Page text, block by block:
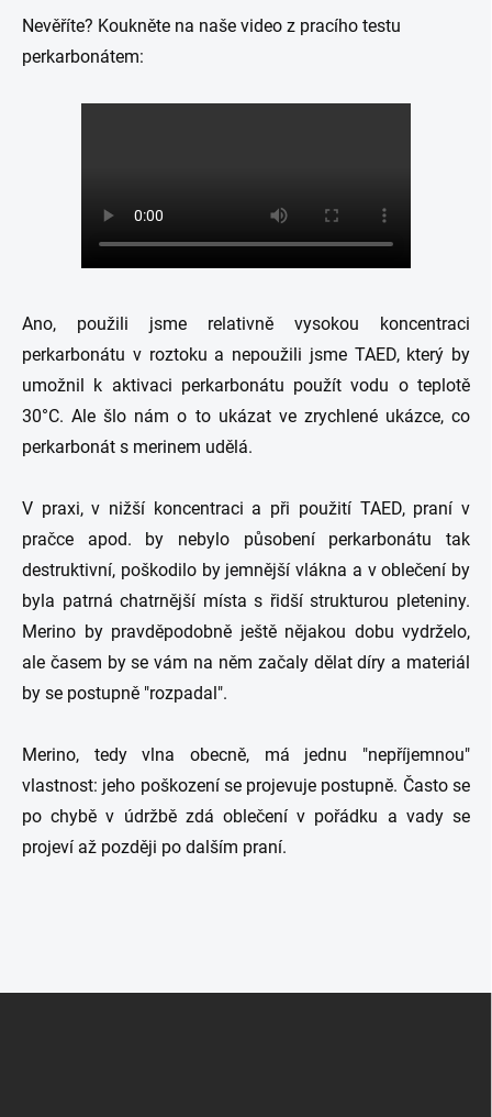
Nevěříte? Koukněte na naše video z pracího testu
perkarbonátem:
Ano, použili jsme relativně vysokou koncentraci
perkarbonátu v roztoku a nepoužili jsme TAED, který by
umožnil k aktivaci perkarbonátu použít vodu o teplotě
30°C. Ale šlo nám o to ukázat ve zrychlené ukázce, co
perkarbonát s merinem udělá.
V praxi, v nižší koncentraci a při použití TAED, praní v
pračce apod. by nebylo působení perkarbonátu tak
destruktivní, poškodilo by jemnější vlákna a v oblečení by
byla patrná chatrnější místa s řidší strukturou pleteniny.
Merino by pravděpodobně ještě nějakou dobu vydrželo,
ale časem by se vám na něm začaly dělat díry a materiál
by se postupně "rozpadal".
Merino, tedy vlna obecně, má jednu "nepříjemnou"
vlastnost: jeho poškození se projevuje postupně. Často se
po chybě v údržbě zdá oblečení v pořádku a vady se
projeví až později po dalším praní.